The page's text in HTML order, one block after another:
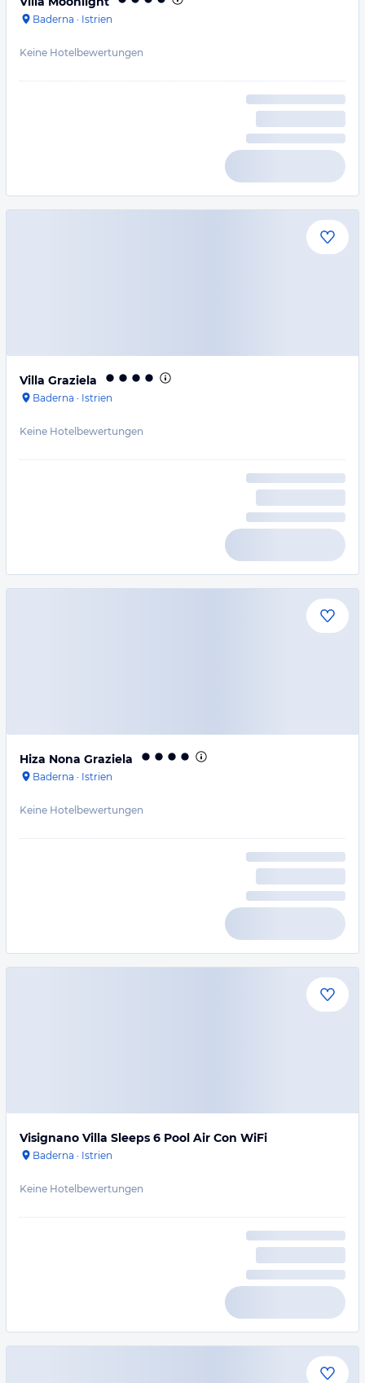
Baderna · Istrien
Keine Hotelbewertungen
Villa Graziela
Baderna · Istrien
Keine Hotelbewertungen
Hiza Nona Graziela
Baderna · Istrien
Keine Hotelbewertungen
Visignano Villa Sleeps 6 Pool Air Con WiFi
Baderna · Istrien
Keine Hotelbewertungen